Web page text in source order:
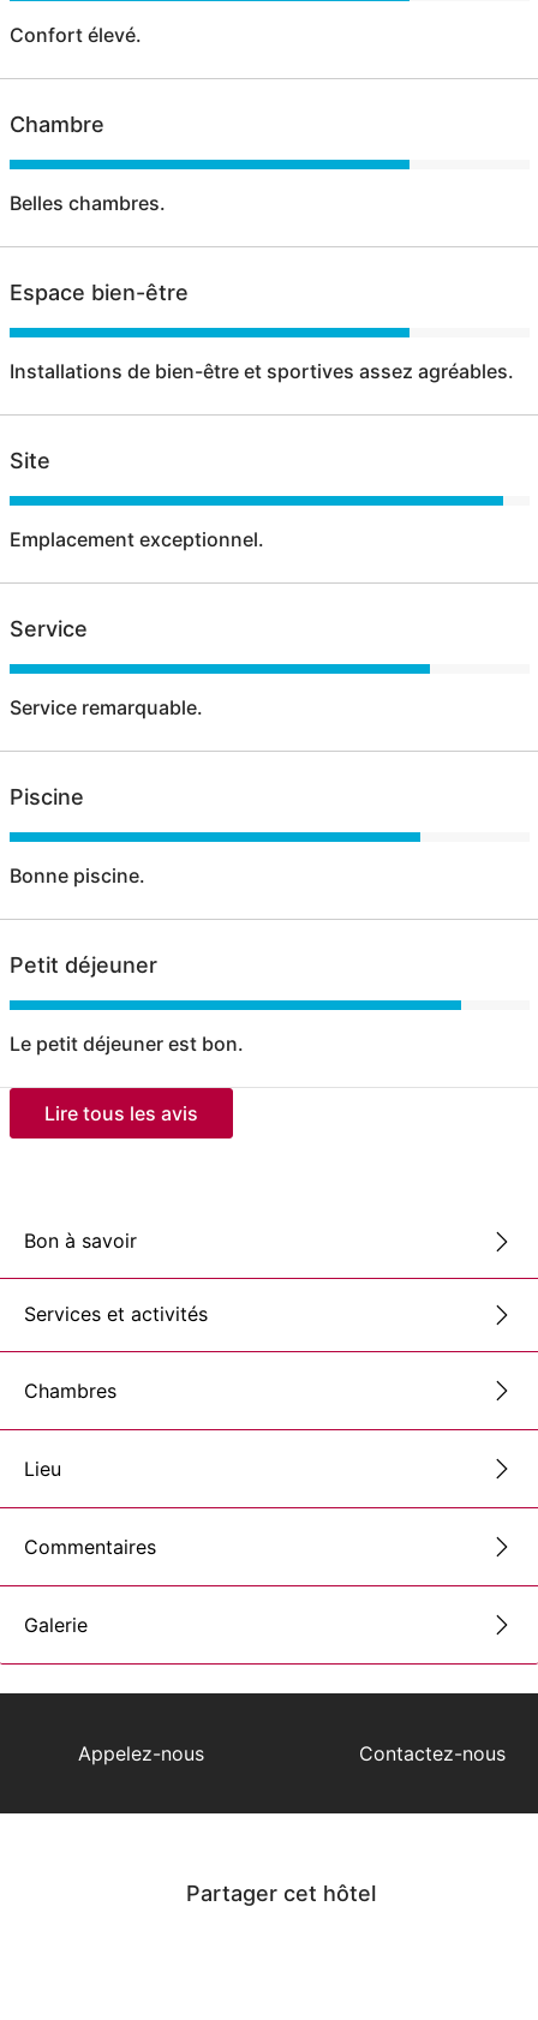
Confort élevé.
Chambre
Belles chambres.
Espace bien-être
Installations de bien-être et sportives assez agréables.
Site
Emplacement exceptionnel.
Service
Service remarquable.
Piscine
Bonne piscine.
Petit déjeuner
Le petit déjeuner est bon.
Lire tous les avis
Bon à savoir
Services et activités
Chambres
Lieu
Commentaires
Galerie
Appelez-nous Contactez-nous
Partager cet hôtel